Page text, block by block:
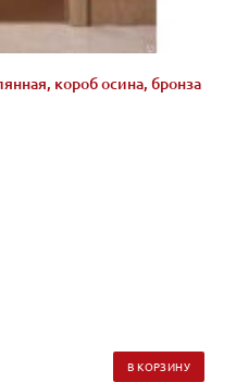
короб осина, бронза
В КОРЗИНУ